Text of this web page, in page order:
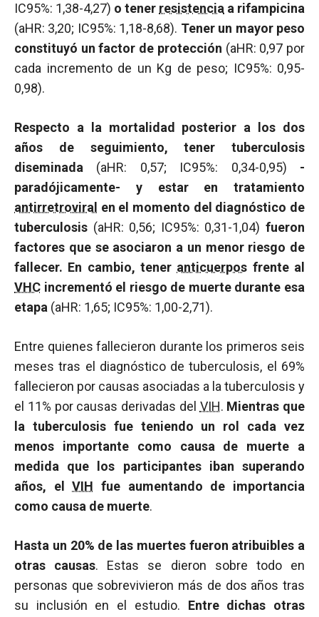
IC95%: 1,38-4,27) o tener resistencia a rifampicina
(aHR: 3,20; IC95%: 1,18-8,68). Tener un mayor peso
constituyó un factor de protección (aHR: 0,97 por
cada incremento de un Kg de peso; IC95%: 0,95-
0,98).
Respecto a la mortalidad posterior a los dos
años de seguimiento, tener tuberculosis
diseminada (aHR: 0,57; IC95%: 0,34-0,95) -
paradójicamente- y estar en tratamiento
antirretroviral en el momento del diagnóstico de
tuberculosis (aHR: 0,56; IC95%: 0,31-1,04) fueron
factores que se asociaron a un menor riesgo de
fallecer. En cambio, tener anticuerpos frente al
VHC incrementó el riesgo de muerte durante esa
etapa (aHR: 1,65; IC95%: 1,00-2,71).
Entre quienes fallecieron durante los primeros seis
meses tras el diagnóstico de tuberculosis, el 69%
fallecieron por causas asociadas a la tuberculosis y
el 11% por causas derivadas del VIH. Mientras que
la tuberculosis fue teniendo un rol cada vez
menos importante como causa de muerte a
medida que los participantes iban superando
años, elVIH fue aumentando de importancia
como causa de muerte.
Hasta un 20% de las muertes fueron atribuibles a
otras causas. Estas se dieron sobre todo en
personas que sobrevivieron más de dos años tras
su inclusión en el estudio. Entre dichas otras